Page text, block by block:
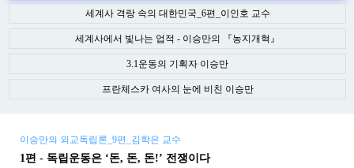
세계사 격랑 속의 대한민국_6편_이인호 교수
세계사에서 빛나는 업적 - 이승만의 『농지개혁』
3.1운동의 기획자 이승만
프란체스카 여사의 눈에 비친 이승만
이승만의 외교독립론_9편_김학은 교수
1편 - 독립운동은 ‘돈, 돈, 돈!’ 전쟁이다